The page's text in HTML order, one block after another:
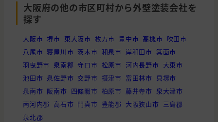
大阪府の他の市区町村から外壁塗装会社を
探す
大阪市 堺市 東大阪市 枚方市 豊中市 高槻市 吹田市
八尾市 寝屋川市 茨木市 和泉市 岸和田市 箕面市
羽曳野市 泉南郡 守口市 松原市 河内長野市 大東市
池田市 泉佐野市 交野市 摂津市 富田林市 貝塚市
泉南市 阪南市 四條畷市 柏原市 藤井寺市 泉大津市
南河内郡 高石市 門真市 豊能郡 大阪狭山市 三島郡
泉北郡